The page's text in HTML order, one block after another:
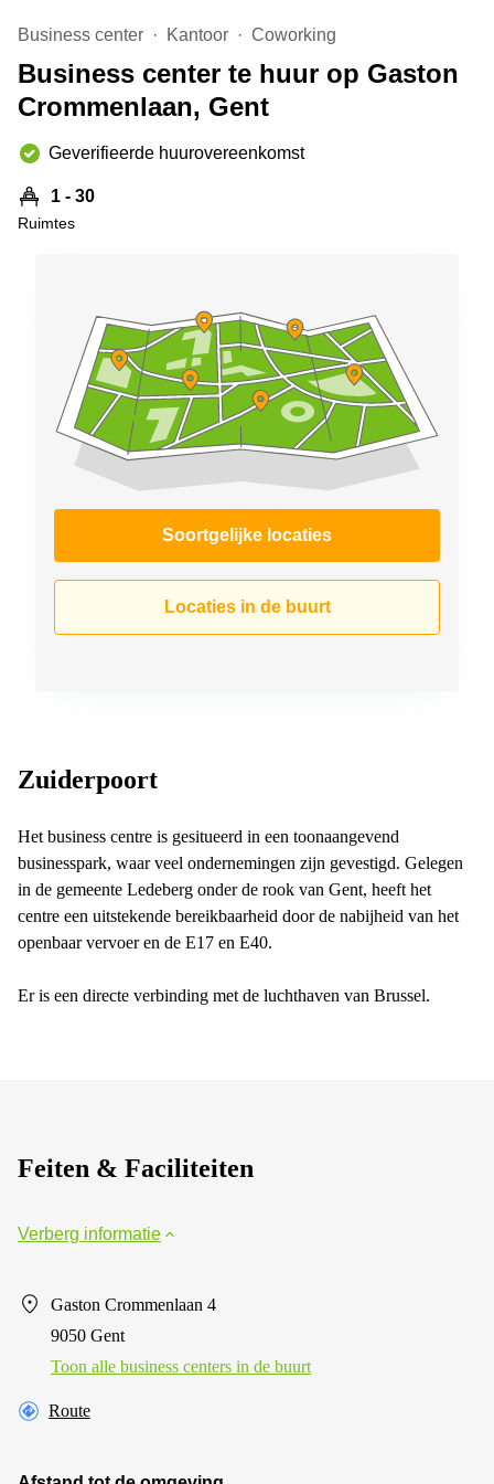
Antwerpen
Vergaderzaal
Antwerpen
Locaux
à louer en
Bruxelles
Business center Kantoor Coworking
Business center te huur op Gaston
Crommenlaan, Gent
Geverifieerde huurovereenkomst
1 - 30
Ruimtes
Soortgelijke locaties
Locaties in de buurt
Zuiderpoort
Het business centre is gesitueerd in een toonaangevend
businesspark, waar veel ondernemingen zijn gevestigd. Gelegen
in de gemeente Ledeberg onder de rook van Gent, heeft het
centre een uitstekende bereikbaarheid door de nabijheid van het
openbaar vervoer en de E17 en E40.
Er is een directe verbinding met de luchthaven van Brussel.
Feiten & Faciliteiten
Verberg informatie
Gaston Crommenlaan 4
9050 Gent
Toon alle business centers in de buurt
Route